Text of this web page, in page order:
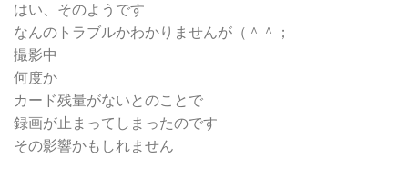
はい、そのようです
なんのトラブルかわかりませんが（＾＾；
撮影中
何度か
カード残量がないとのことで
録画が止まってしまったのです
その影響かもしれません